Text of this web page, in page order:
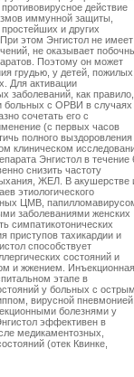
действие
иммунной защиты,
и других
этом Энгистол не имеет
не оказывает
Поэтому он может
грудью, у детей, пожилых
Для активации
заболеваний, как правило,
больных с ОРВИ в случаях
сочетать его с
(с первых часов
полного выздоровления
клиническом
Энгистол в течение
снизить частоту
ЖЕЛ. В акушерстве
этиологического
ЦМВ,
заболеваниями женских
симпатикотонических
приступов тахикардии и
способствует
состояний и
и жжением.
этапе в
у больных с
вирусной пневмонией,
болезнями у
эффективен в
медикаментозных,
(отек Квинке,